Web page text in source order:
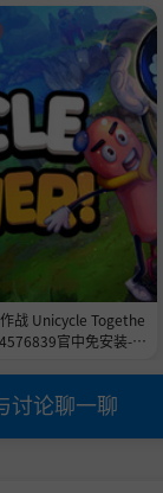
作战 Unicycle Togethe
官中免安装-简
讨论聊一聊